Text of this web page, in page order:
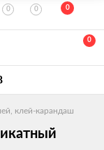
0 0 0
0
клей-карандаш